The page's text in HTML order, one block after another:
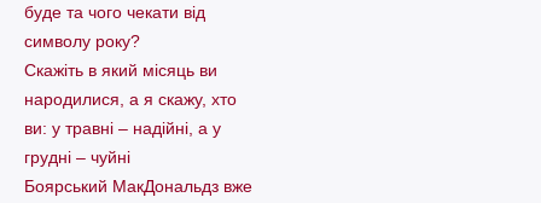
буде та чого чекати від
символу року?
Скажіть в який місяць ви
народилися, а я скажу, хто
ви: у травні – надійні, а у
грудні – чуйні
Боярський МакДональдз вже